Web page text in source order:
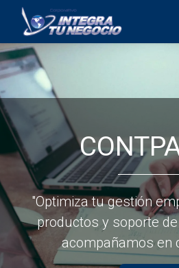
"Optimiza tu gestión
productos y soporte de
acompañamos en